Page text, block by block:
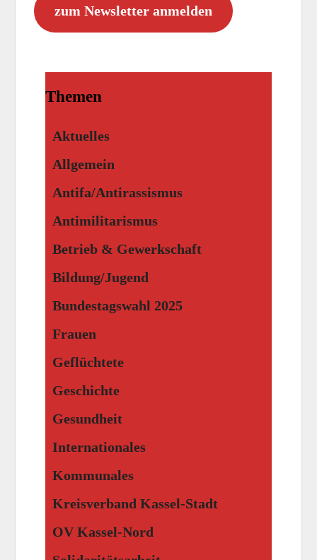
zum Newsletter anmelden
Themen
Aktuelles
Allgemein
Antifa/Antirassismus
Antimilitarismus
Betrieb & Gewerkschaft
Bildung/Jugend
Bundestagswahl 2025
Frauen
Geflüchtete
Geschichte
Gesundheit
Internationales
Kommunales
Kreisverband Kassel-Stadt
OV Kassel-Nord